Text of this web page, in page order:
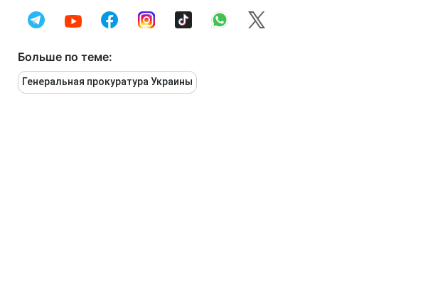
Больше по теме:
Генеральная прокуратура Украины